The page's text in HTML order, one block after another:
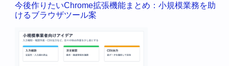
今後作りたいChrome拡張機能まとめ：小規模業務を助
けるブラウザツール案